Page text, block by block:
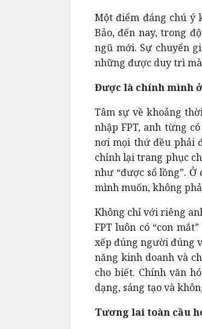
Một điểm đáng chú ý
Bảo, đến nay, trong
ngũ mới. Sự chuyển
những được duy trì
Được là chính mình
Tâm sự về khoảng
nhập FPT, anh từng
nơi mọi thứ đều phải
chỉnh lại trang phục
như “được sổ lồng”.
mình muốn, không
Không chỉ với riêng
FPT luôn có “con
xếp đúng người đúng
năng kinh doanh và
cho biết. Chính văn
dạng, sáng tạo và
Tương lai toàn cầu